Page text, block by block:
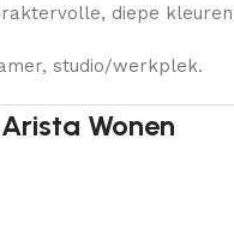
diepe
studio/werkplek.
Wonen